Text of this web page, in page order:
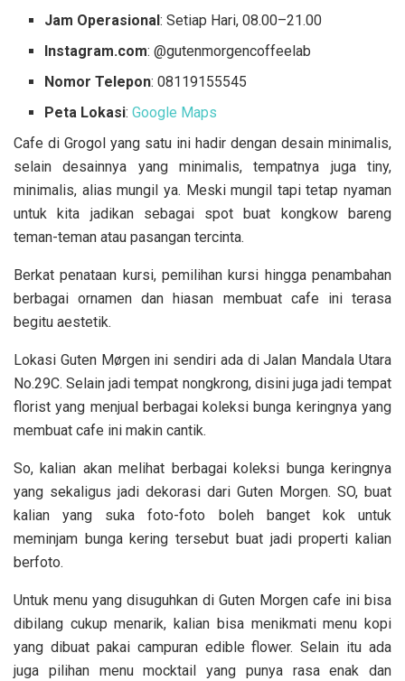
Jam Operasional: Setiap Hari, 08.00–21.00
Instagram.com: @gutenmorgencoffeelab
Nomor Telepon: 08119155545
Peta Lokasi:Google Maps
Cafe di Grogol yang satu ini hadir dengan desain minimalis,
selain desainnya yang minimalis, tempatnya juga tiny,
minimalis, alias mungil ya. Meski mungil tapi tetap nyaman
untuk kita jadikan sebagai spot buat kongkow bareng
teman-teman atau pasangan tercinta.
Berkat penataan kursi, pemilihan kursi hingga penambahan
berbagai ornamen dan hiasan membuat cafe ini terasa
begitu aestetik.
Lokasi Guten Mørgen ini sendiri ada di Jalan Mandala Utara
No.29C. Selain jadi tempat nongkrong, disini juga jadi tempat
florist yang menjual berbagai koleksi bunga keringnya yang
membuat cafe ini makin cantik.
So, kalian akan melihat berbagai koleksi bunga keringnya
yang sekaligus jadi dekorasi dari Guten Morgen. SO, buat
kalian yang suka foto-foto boleh banget kok untuk
meminjam bunga kering tersebut buat jadi properti kalian
berfoto.
Untuk menu yang disuguhkan di Guten Morgen cafe ini bisa
dibilang cukup menarik, kalian bisa menikmati menu kopi
yang dibuat pakai campuran edible flower. Selain itu ada
juga pilihan menu mocktail yang punya rasa enak dan